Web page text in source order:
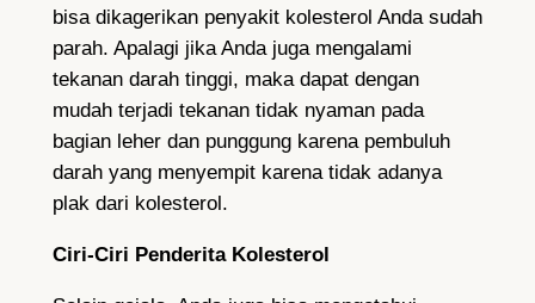
bisa dikagerikan penyakit kolesterol Anda sudah
parah. Apalagi jika Anda juga mengalami
tekanan darah tinggi, maka dapat dengan
mudah terjadi tekanan tidak nyaman pada
bagian leher dan punggung karena pembuluh
darah yang menyempit karena tidak adanya
plak dari kolesterol.
Ciri-Ciri Penderita Kolesterol